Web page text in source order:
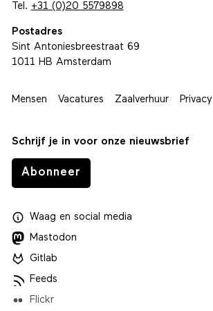
Tel. +31 (0)20 5579898
Postadres
Sint Antoniesbreestraat 69
1011 HB Amsterdam
Mensen Vacatures Zaalverhuur Privacy
Schrijf je in voor onze nieuwsbrief
Abonneer
Waagen social media
Mastodon
Gitlab
Feeds
Flickr